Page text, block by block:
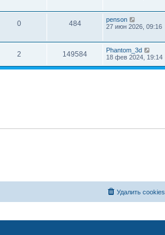
0 484
penson
27 июн 2026, 09:16
2 149584
Phantom_3d
18 фев 2024, 19:14
Удалить cookies